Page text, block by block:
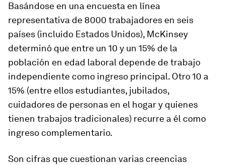
Basándose en una encuesta en línea
representativa de 8000 trabajadores en seis
países (incluido Estados Unidos), McKinsey
determinó que entre un 10 y un 15% de la
población en edad laboral depende de trabajo
independiente como ingreso principal. Otro 10 a
15% (entre ellos estudiantes, jubilados,
cuidadores de personas en el hogar y quienes
tienen trabajos tradicionales) recurre a él como
ingreso complementario.
Son cifras que cuestionan varias creencias